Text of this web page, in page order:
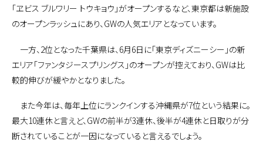
「ヱビス ブルワリー トウキョウ」がオープンするなど、東京都は新施設
のオープンラッシュにあり、GWの人気エリアとなっています。
一方、2位となった千葉県は、6月6日に「東京ディズニーシー」の新
エリア「ファンタジースプリングス」のオープンが控えており、GWは比
較的伸びが緩やかとなりました。
また今年は、毎年上位にランクインする沖縄県が7位という結果に。
最大10連休と言えど、GWの前半が3連休、後半が4連休と日取りが分
断されていることが一因になっていると言えるでしょう。